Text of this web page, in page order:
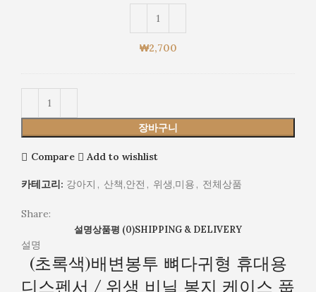
닐
봉
지
백
귀
형
디
스
/
비
봉
₩2,700
장바구니
Compare Add to wishlist
카테고리: 강아지 , 산책,안전 , 위생,미용 , 전체상품
Share:
설명상품평 (0)SHIPPING & DELIVERY
설명
(초록색)배변봉투 뼈다귀형 휴대용
디스펜서 / 위생 비닐 봉지 케이스 풉